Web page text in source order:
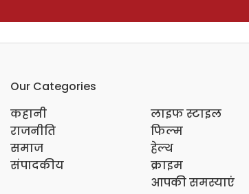
Our Categories
कहानी
राजनीति
समाज
संपादकीय
लाइफ स्टाइल
फिल्म
हेल्थ
क्राइम
आपकी समस्याएं